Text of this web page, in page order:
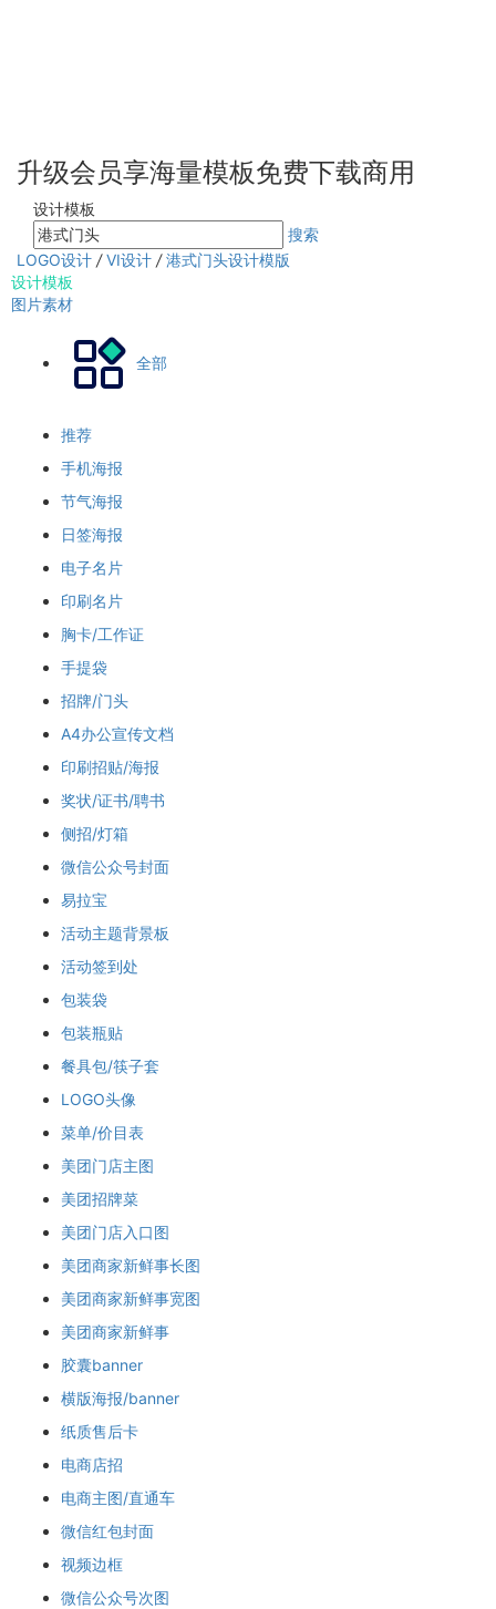
升级会员享海量模板免费下载商用
设计模板
搜索
LOGO设计 / VI设计 / 港式门头设计模版
设计模板
图片素材
全部
推荐
手机海报
节气海报
日签海报
电子名片
印刷名片
胸卡/工作证
手提袋
招牌/门头
A4办公宣传文档
印刷招贴/海报
奖状/证书/聘书
侧招/灯箱
微信公众号封面
易拉宝
活动主题背景板
活动签到处
包装袋
包装瓶贴
餐具包/筷子套
LOGO头像
菜单/价目表
美团门店主图
美团招牌菜
美团门店入口图
美团商家新鲜事长图
美团商家新鲜事宽图
美团商家新鲜事
胶囊banner
横版海报/banner
纸质售后卡
电商店招
电商主图/直通车
微信红包封面
视频边框
微信公众号次图